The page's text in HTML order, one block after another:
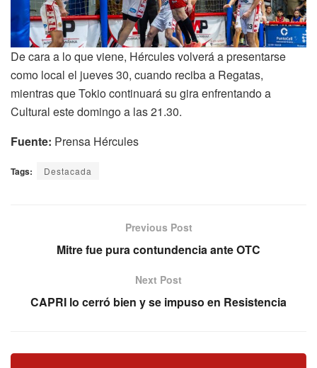
De cara a lo que viene, Hércules volverá a presentarse
como local el jueves 30, cuando reciba a Regatas,
mientras que Tokio continuará su gira enfrentando a
Cultural este domingo a las 21.30.
Fuente: Prensa Hércules
Tags: Destacada
Previous Post
Mitre fue pura contundencia ante OTC
Next Post
CAPRI lo cerró bien y se impuso en Resistencia